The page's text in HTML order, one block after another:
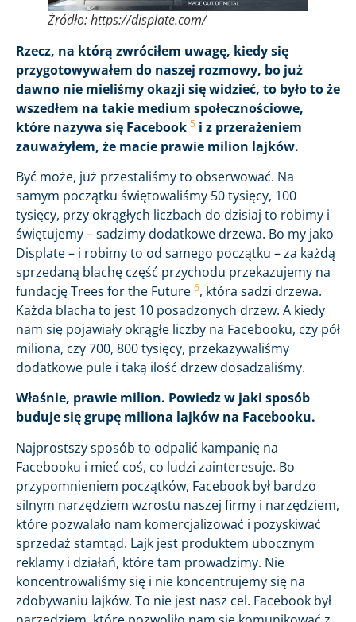
Żródło: https://displate.com/
Rzecz, na którą zwróciłem uwagę, kiedy się
przygotowywałem do naszej rozmowy, bo już
dawno nie mieliśmy okazji się widzieć, to było to że
wszedłem na takie medium społecznościowe,
które nazywa się Facebook 5 i z przerażeniem
zauważyłem, że macie prawie milion lajków.
Być może, już przestaliśmy to obserwować. Na
samym początku świętowaliśmy 50 tysięcy, 100
tysięcy, przy okrągłych liczbach do dzisiaj to robimy i
świętujemy – sadzimy dodatkowe drzewa. Bo my jako
Displate – i robimy to od samego początku – za każdą
sprzedaną blachę część przychodu przekazujemy na
fundację Trees for the Future 6, która sadzi drzewa.
Każda blacha to jest 10 posadzonych drzew. A kiedy
nam się pojawiały okrągłe liczby na Facebooku, czy pół
miliona, czy 700, 800 tysięcy, przekazywaliśmy
dodatkowe pule i taką ilość drzew dosadzaliśmy.
Właśnie, prawie milion. Powiedz w jaki sposób
buduje się grupę miliona lajków na Facebooku.
Najprostszy sposób to odpalić kampanię na
Facebooku i mieć coś, co ludzi zainteresuje. Bo
przypomnieniem początków, Facebook był bardzo
silnym narzędziem wzrostu naszej firmy i narzędziem,
które pozwalało nam komercjalizować i pozyskiwać
sprzedaż stamtąd. Lajk jest produktem ubocznym
reklamy i działań, które tam prowadzimy. Nie
koncentrowaliśmy się i nie koncentrujemy się na
zdobywaniu lajków. To nie jest nasz cel. Facebook był